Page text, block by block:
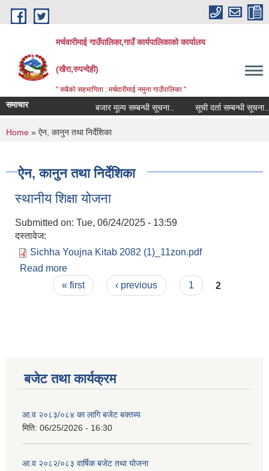
Skip to main content
मर्चवारीमाई गाउँपालिका,गाउँ कार्यपालिकाको कार्यालय
(खैरा,रुपन्देही)
" सबैको सहभागिता : मर्चवारीमाई नमुना गाउँपालिका "
समाचार बजार मूल्य सम्बन्धी सूचना.. सूची दर्ता सम्बन्धी सूचना......
You are here
Home » ऐन, कानुन तथा निर्देशिका
ऐन, कानुन तथा निर्देशिका
स्थानीय शिक्षा योजना
Submitted on: Tue, 06/24/2025 - 13:59
दस्तावेज:
Sichha Youjna Kitab 2082 (1)_11zon.pdf
Read more
Pages« first ‹ previous 1 2
बजेट तथा कार्यक्रम
आ.व २०८३/०८४ का लागि बजेट बक्तब्य
मिति: 06/25/2026 - 16:30
आ.व २०८२/०८३ वार्षिक बजेट तथा योजना